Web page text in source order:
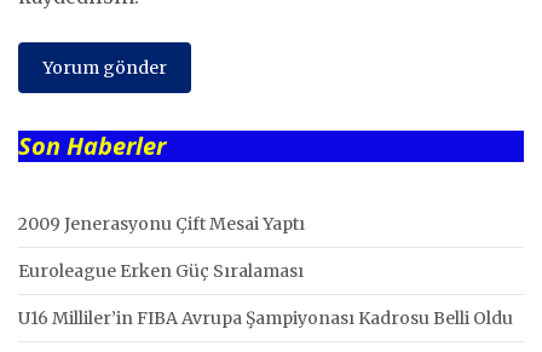
Son Haberler
2009 Jenerasyonu Çift Mesai Yaptı
Euroleague Erken Güç Sıralaması
U16 Milliler’in FIBA Avrupa Şampiyonası Kadrosu Belli Oldu